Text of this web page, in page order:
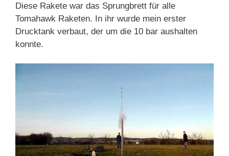
Diese Rakete war das Sprungbrett für alle
Tomahawk Raketen. In ihr wurde mein erster
Drucktank verbaut, der um die 10 bar aushalten
konnte.